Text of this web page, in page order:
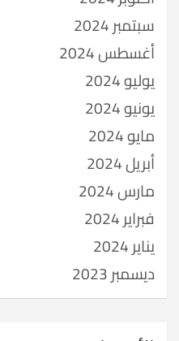
سبتمبر 2024
أغسطس 2024
يوليو 2024
يونيو 2024
مايو 2024
أبريل 2024
مارس 2024
فبراير 2024
يناير 2024
ديسمبر 2023